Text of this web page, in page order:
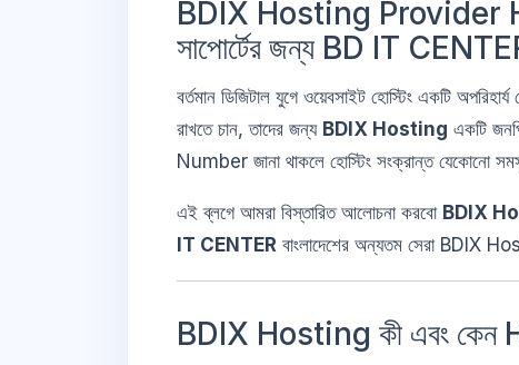
BDIX Hosting Provider
সাপোর্টের জন্য BD IT
বর্তমান ডিজিটাল যুগে ওয়েবসাইট হোস্টিং একটি
রাখতে চান, তাদের জন্য BDIX Hosting একটি
Number জানা থাকলে হোস্টিং সংক্রান্ত যেকোনো
এই ব্লগে আমরা বিস্তারিত আলোচনা করবো BDIX
IT CENTER বাংলাদেশের অন্যতম সেরা BDIX
BDIX Hosting কী এবং